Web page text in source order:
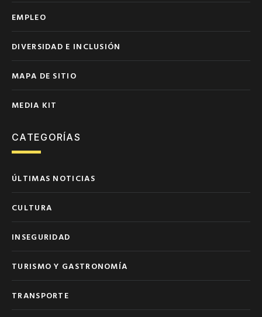
EMPLEO
DIVERSIDAD E INCLUSIÓN
MAPA DE SITIO
MEDIA KIT
CATEGORÍAS
ÚLTIMAS NOTICIAS
CULTURA
INSEGURIDAD
TURISMO Y GASTRONOMÍA
TRANSPORTE